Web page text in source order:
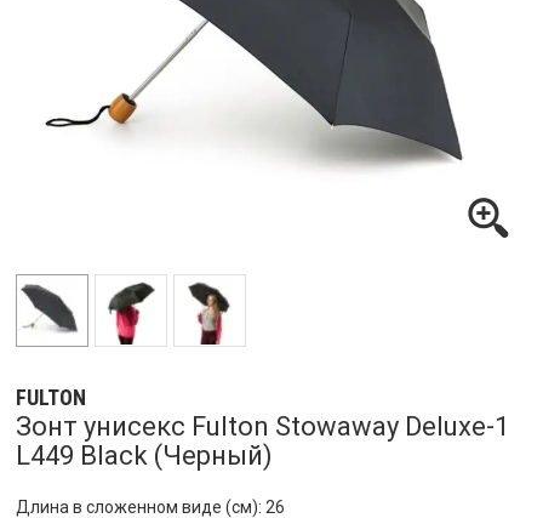
FULTON
Зонт унисекс Fulton Stowaway Deluxe-1
L449 Black (Черный)
Длина в сложенном виде (см): 26